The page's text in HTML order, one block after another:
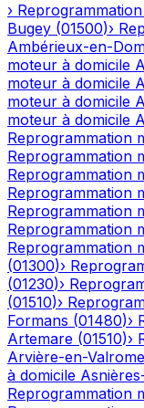
›
Bugey (01500)›
Ambérieux-en-
moteur à domicile
moteur à domicile
moteur à domicile
moteur à domicile
Reprogrammation
Reprogrammation
Reprogrammation
Reprogrammation
Reprogrammation
Reprogrammation
Reprogrammation
(01300)›
(01230)›
(01510)›
Formans (01480)›
Artemare (01510)›
Arvière-en-
à domicile
Reprogrammation